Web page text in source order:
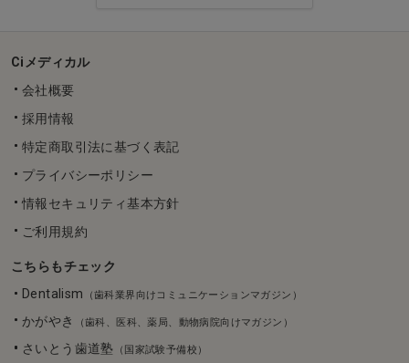
Ciメディカル
会社概要
採用情報
特定商取引法に基づく表記
プライバシーポリシー
情報セキュリティ基本方針
ご利用規約
こちらもチェック
Dentalism
（歯科業界向けコミュニケーションマガジン）
かがやき （歯科、医科、薬局、動物病院向けマガジン）
さいとう歯道塾 （国家試験予備校）